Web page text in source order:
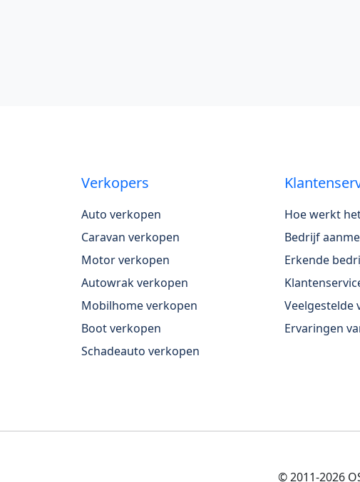
Verkopers
Auto verkopen
Caravan verkopen
Motor verkopen
Autowrak verkopen
Mobilhome verkopen
Boot verkopen
Schadeauto verkopen
Hoe werkt
Bedrijf
Erkende
Veelgestelde
Ervaringen
© 2011-2026